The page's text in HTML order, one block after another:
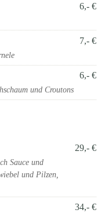
6,- €
7,- €
und Croutons
6,- €
Sauce und
und Pilzen,
29,- €
34,- €